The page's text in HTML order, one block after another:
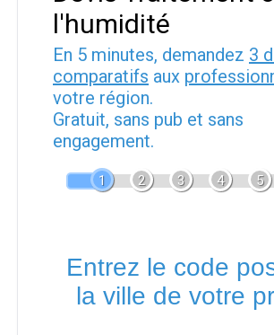
l'humidité
En 5 minutes, demandez 3
comparatifs aux
votre région.
Gratuit, sans pub et sans
engagement.
1 2 3 4 5
Entrez le code
la ville de votre